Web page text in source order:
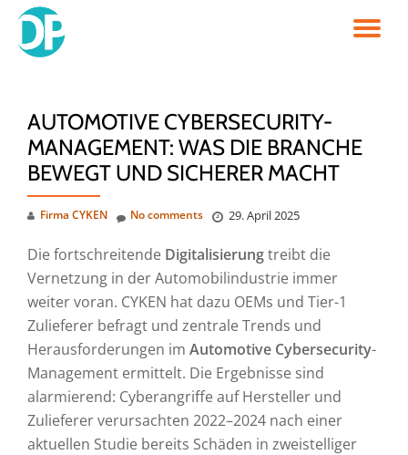
Skip
AUTOMOTIVE CYBERSECURITY-
MANAGEMENT: WAS DIE BRANCHE
BEWEGT UND SICHERER MACHT
Firma CYKEN 29. April 2025
No comments
Die fortschreitende Digitalisierungtreibt die
Vernetzung in der Automobilindustrie immer
weiter voran. CYKEN hat dazu OEMs und Tier-1
Zulieferer befragt und zentrale Trends und
Herausforderungen im Automotive Cybersecurity-
Management ermittelt. Die Ergebnisse sind
alarmierend: Cyberangriffe auf Hersteller und
Zulieferer verursachten 2022–2024 nach einer
aktuellen Studie bereits Schäden in zweistelliger